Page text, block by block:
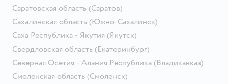
Саратовская область (Саратов)
Сахалинская область (Южно-Сахалинск)
Саха Республика - Якутия (Якутск)
Свердловская область (Екатеринбург)
Северная Осетия - Алания Республика (Владикавказ)
Смоленская область (Смоленск)